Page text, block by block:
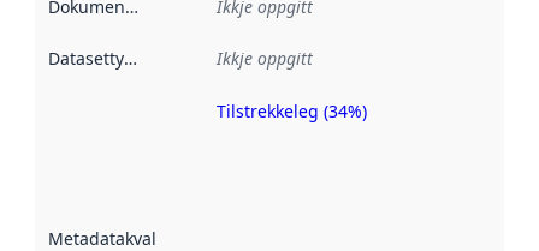
Dokumentasjon Ikkje oppgitt
Datasettype Ikkje oppgitt
Metadatakvalitet
Metadatakvalitet
Tilstrekkeleg (34%)